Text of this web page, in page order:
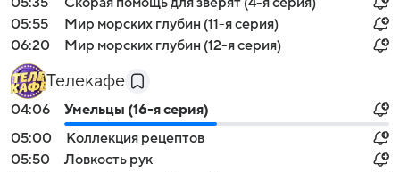
05:55
Мир морских глубин (11-я серия)
06:20
Мир морских глубин (12-я серия)
Телекафе
04:06
Умельцы (16-я серия)
05:00
Коллекция рецептов
05:50
Ловкость рук